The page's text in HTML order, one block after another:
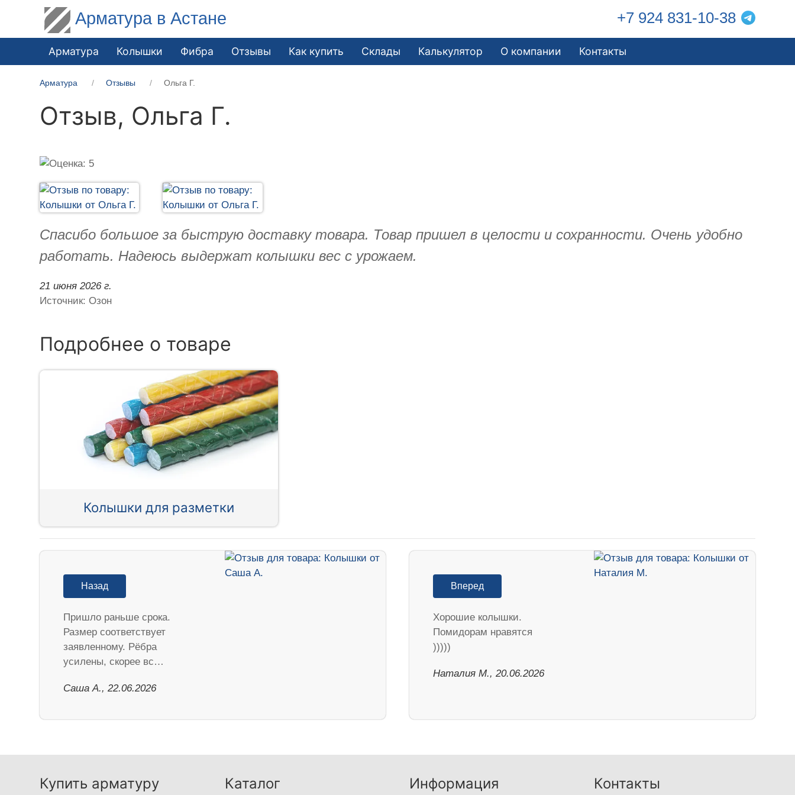
Арматура в Астане +7 924 831-10-38
Арматура Колышки Фибра Отзывы Как купить Склады Калькулятор О компании Контакты
Арматура Отзывы Ольга Г.
Отзыв, Ольга Г.
Спасибо большое за быструю доставку товара. Товар пришел в целости и сохранности. Очень удобно
работать. Надеюсь выдержат колышки вес с урожаем.
21 июня 2026 г.
Источник: Озон
Подробнее о товаре
Колышки для разметки
Назад
Пришло раньше срока.
Размер соответствует
заявленному. Рёбра
усилены, скорее вс…
Саша А., 22.06.2026
Вперед
Хорошие колышки.
Помидорам нравятся
)))))
Наталия М., 20.06.2026
Купить арматуру Каталог Информация Контакты